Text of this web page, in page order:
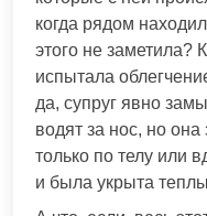
когда рядом
этого не
испытала
да, супруг явно
водят за нос, но
только по телу или
и была укрыта